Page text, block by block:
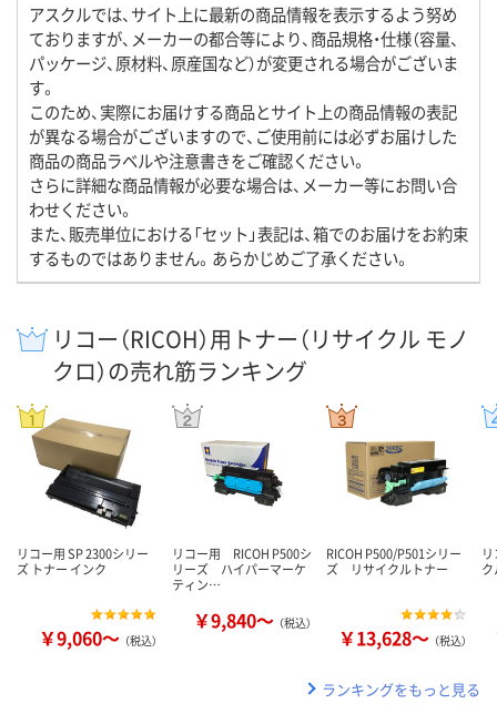
アスクルでは、サイト上に最新の商品情報を表示するよう努め
ておりますが、メーカーの都合等により、商品規格・仕様（容量、
パッケージ、原材料、原産国など）が変更される場合がございま
す。
このため、実際にお届けする商品とサイト上の商品情報の表記
が異なる場合がございますので、ご使用前には必ずお届けした
商品の商品ラベルや注意書きをご確認ください。
さらに詳細な商品情報が必要な場合は、メーカー等にお問い合
わせください。
また、販売単位における「セット」表記は、箱でのお届けをお約束
するものではありません。あらかじめご了承ください。
リコー（RICOH）用トナー（リサイクル モノ
クロ）の売れ筋ランキング
リコー用 SP 2300シリー
ズ トナー インク
￥9,060～ （税込）
リコー用 RICOH P500シ
リーズ ハイパーマーケ
ティン…
￥9,840～ （税込）
RICOH P500/P501シリー
ズ リサイクルトナー
￥13,628～ （税込）
ランキングをもっと見る